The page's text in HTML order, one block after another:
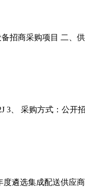
招商采购项目 二、
3、 采购方式：公
遴选集成配送供应